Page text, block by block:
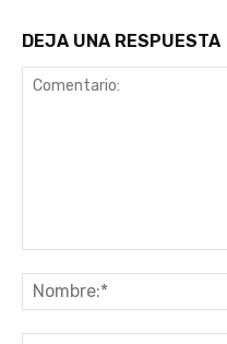
DEJA UNA RESPUESTA